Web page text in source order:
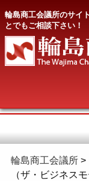
輪島商工会議所のサイ
とでもご相談下さい！
輪島商工会議所 >
（ザ・ビジネス